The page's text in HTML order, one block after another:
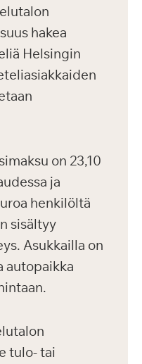
hakea
Helsingin
on 23,10
ja
henkilöltä
sisältyy
Asukkailla on
autopaikka
tulo- tai